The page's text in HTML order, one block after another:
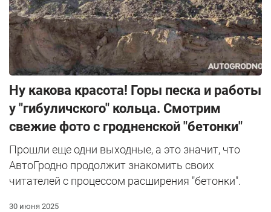
Ну какова красота! Горы песка и работы
у "гибуличского" кольца. Смотрим
свежие фото с гродненской "бетонки"
Прошли еще одни выходные, а это значит, что
АвтоГродно продолжит знакомить своих
читателей с процессом расширения "бетонки".
30 июня 2025